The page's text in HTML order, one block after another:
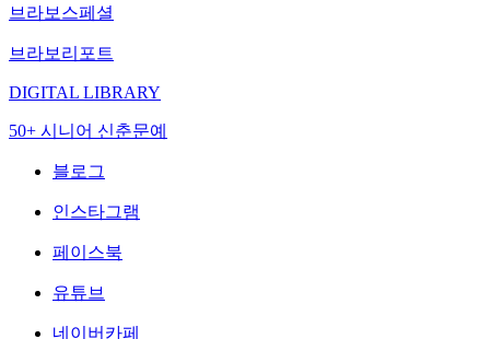
브라보스페셜
브라보리포트
DIGITAL LIBRARY
50+ 시니어 신춘문예
블로그
인스타그램
페이스북
유튜브
네이버카페